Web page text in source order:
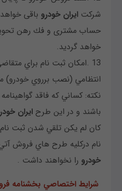
شركت ايران خودرو باقى
حساب مشترى و فك رهن
خواهد گرديد.
13 .امكان ثبت نام براي
انتظامي (نصب برروي خودرو)
نكته: كساني كه فاقد
باشند و در اين طرحایران
نام دركليه طرح هاي فروش
خودرو را نخواهند داشت .
شرايط اختصاصي بخشنامه